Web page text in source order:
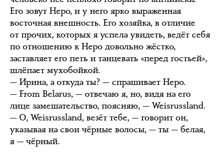
Его зовут Неро, и у него ярко выраженная
восточная внешность. Его хозяйка, в отличие
от прочих, которых я успела увидеть, ведёт себя
по отношению к Неро довольно жёстко,
заставляет его петь и танцевать «перед гостьей»,
шлёпает мухобойкой.
— Ирина, а откуда ты? — спрашивает Неро.
— From Belarus, — отвечаю я, но, видя на его
лице замешательство, поясняю, — Weisrussland.
— О, Weisrussland, везёт тебе, — говорит он,
указывая на свои чёрные волосы, — ты — белая,
я — чёрный.